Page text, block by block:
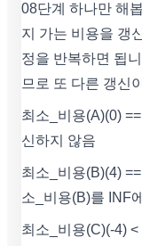
08단계 하나만 해
지 가는 비용을 갱
정을 반복하면 됩
므로 또 다른 갱신
최소_비용(A)(0)
신하지 않음
최소_비용(B)(4)
소_비용(B)를 INF
최소_비용(C)(-4)